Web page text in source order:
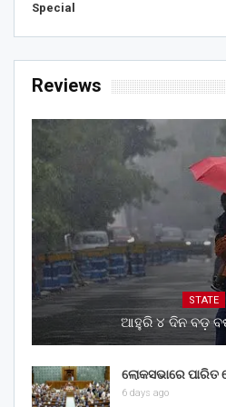
Special
Reviews
STATE
ଆହୁରି ୪ ଦିନ ବଡ଼
ଲୋକସଭାରେ ପାରିତ
6 days ago